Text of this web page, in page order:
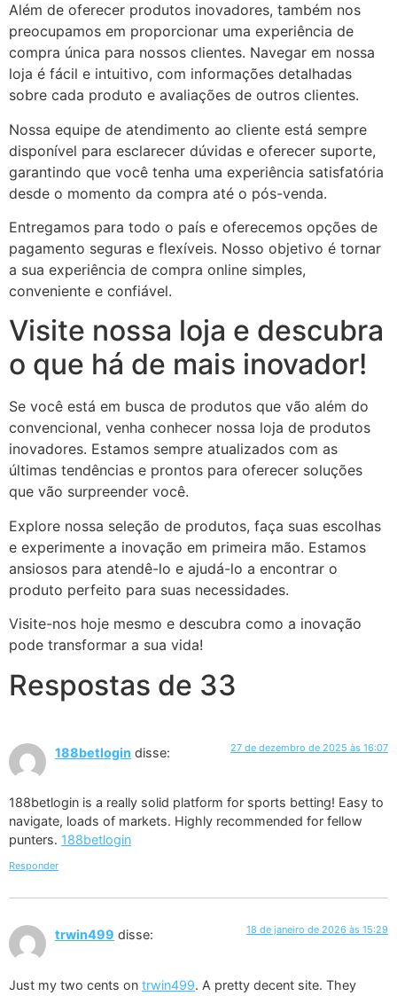
Além de oferecer produtos inovadores, também nos
preocupamos em proporcionar uma experiência de
compra única para nossos clientes. Navegar em nossa
loja é fácil e intuitivo, com informações detalhadas
sobre cada produto e avaliações de outros clientes.
Nossa equipe de atendimento ao cliente está sempre
disponível para esclarecer dúvidas e oferecer suporte,
garantindo que você tenha uma experiência satisfatória
desde o momento da compra até o pós-venda.
Entregamos para todo o país e oferecemos opções de
pagamento seguras e flexíveis. Nosso objetivo é tornar
a sua experiência de compra online simples,
conveniente e confiável.
Visite nossa loja e descubra
o que há de mais inovador!
Se você está em busca de produtos que vão além do
convencional, venha conhecer nossa loja de produtos
inovadores. Estamos sempre atualizados com as
últimas tendências e prontos para oferecer soluções
que vão surpreender você.
Explore nossa seleção de produtos, faça suas escolhas
e experimente a inovação em primeira mão. Estamos
ansiosos para atendê-lo e ajudá-lo a encontrar o
produto perfeito para suas necessidades.
Visite-nos hoje mesmo e descubra como a inovação
pode transformar a sua vida!
Respostas de 33
188betlogin disse: 27 de dezembro de 2025 às 16:07
188betlogin is a really solid platform for sports betting! Easy to
navigate, loads of markets. Highly recommended for fellow
punters. 188betlogin
Responder
trwin499 disse: 18 de janeiro de 2026 às 15:29
Just my two cents on trwin499. A pretty decent site. They